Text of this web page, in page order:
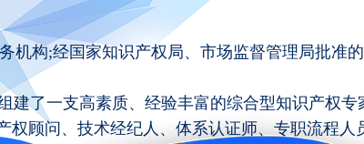
构;经国家知识产权局、市场监督管理局批准
了一支高素质、经验丰富的综合型知识产权专
顾问、技术经纪人、体系认证师、专职流程人